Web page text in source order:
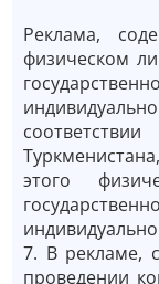
Реклама,
физическом
этого
7. В рекламе,
проведении